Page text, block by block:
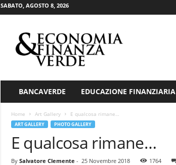
SABATO, AGOSTO 8, 2026
BANCAVERDE EDUCAZIONE FINANZIARIA
Home Art Gallery E qualcosa rimane…
ART GALLERY PHOTO GALLERY
E qualcosa rimane…
By Salvatore Clemente - 25 Novembre 2018 1764